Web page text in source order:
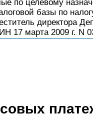
по целевому
базы по
директора
17 марта 2009 г. N